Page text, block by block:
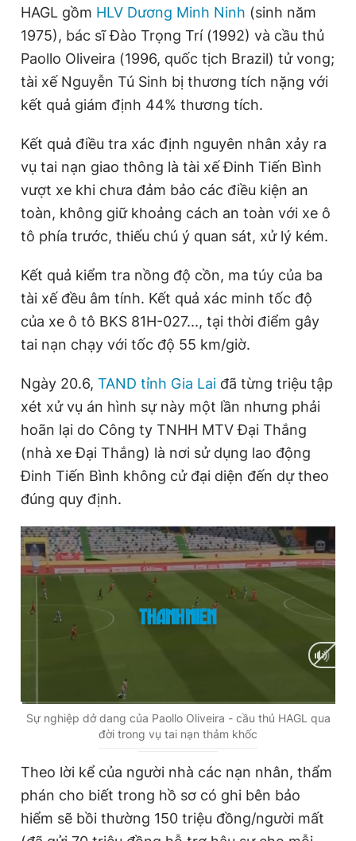
HAGL gồm HLV Dương Minh Ninh (sinh năm
1975), bác sĩ Đào Trọng Trí (1992) và cầu thủ
Paollo Oliveira (1996, quốc tịch Brazil) tử vong;
tài xế Nguyễn Tú Sinh bị thương tích nặng với
kết quả giám định 44% thương tích.
Kết quả điều tra xác định nguyên nhân xảy ra
vụ tai nạn giao thông là tài xế Đinh Tiến Bình
vượt xe khi chưa đảm bảo các điều kiện an
toàn, không giữ khoảng cách an toàn với xe ô
tô phía trước, thiếu chú ý quan sát, xử lý kém.
Kết quả kiểm tra nồng độ cồn, ma túy của ba
tài xế đều âm tính. Kết quả xác minh tốc độ
của xe ô tô BKS 81H-027..., tại thời điểm gây
tai nạn chạy với tốc độ 55 km/giờ.
Ngày 20.6, TAND tỉnh Gia Lai đã từng triệu tập
xét xử vụ án hình sự này một lần nhưng phải
hoãn lại do Công ty TNHH MTV Đại Thắng
(nhà xe Đại Thắng) là nơi sử dụng lao động
Đinh Tiến Bình không cử đại diện đến dự theo
đúng quy định.
C
0:02 / D
r
i
3:25
Sự nghiệp dở dang của Paollo Oliveira - cầu thủ HAGL qua
đời trong vụ tai nạn thảm khốc
Theo lời kể của người nhà các nạn nhân, thẩm
phán cho biết trong hồ sơ có ghi bên bảo
hiểm sẽ bồi thường 150 triệu đồng/người mất